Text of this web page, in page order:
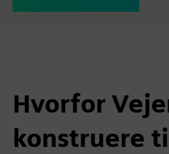
Hvorfor
konstruere